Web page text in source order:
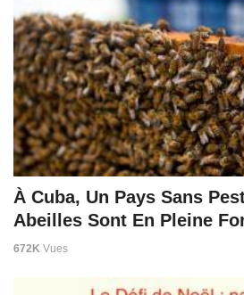
À Cuba, Un Pays Sans
Abeilles Sont En Pleine
672K Vues